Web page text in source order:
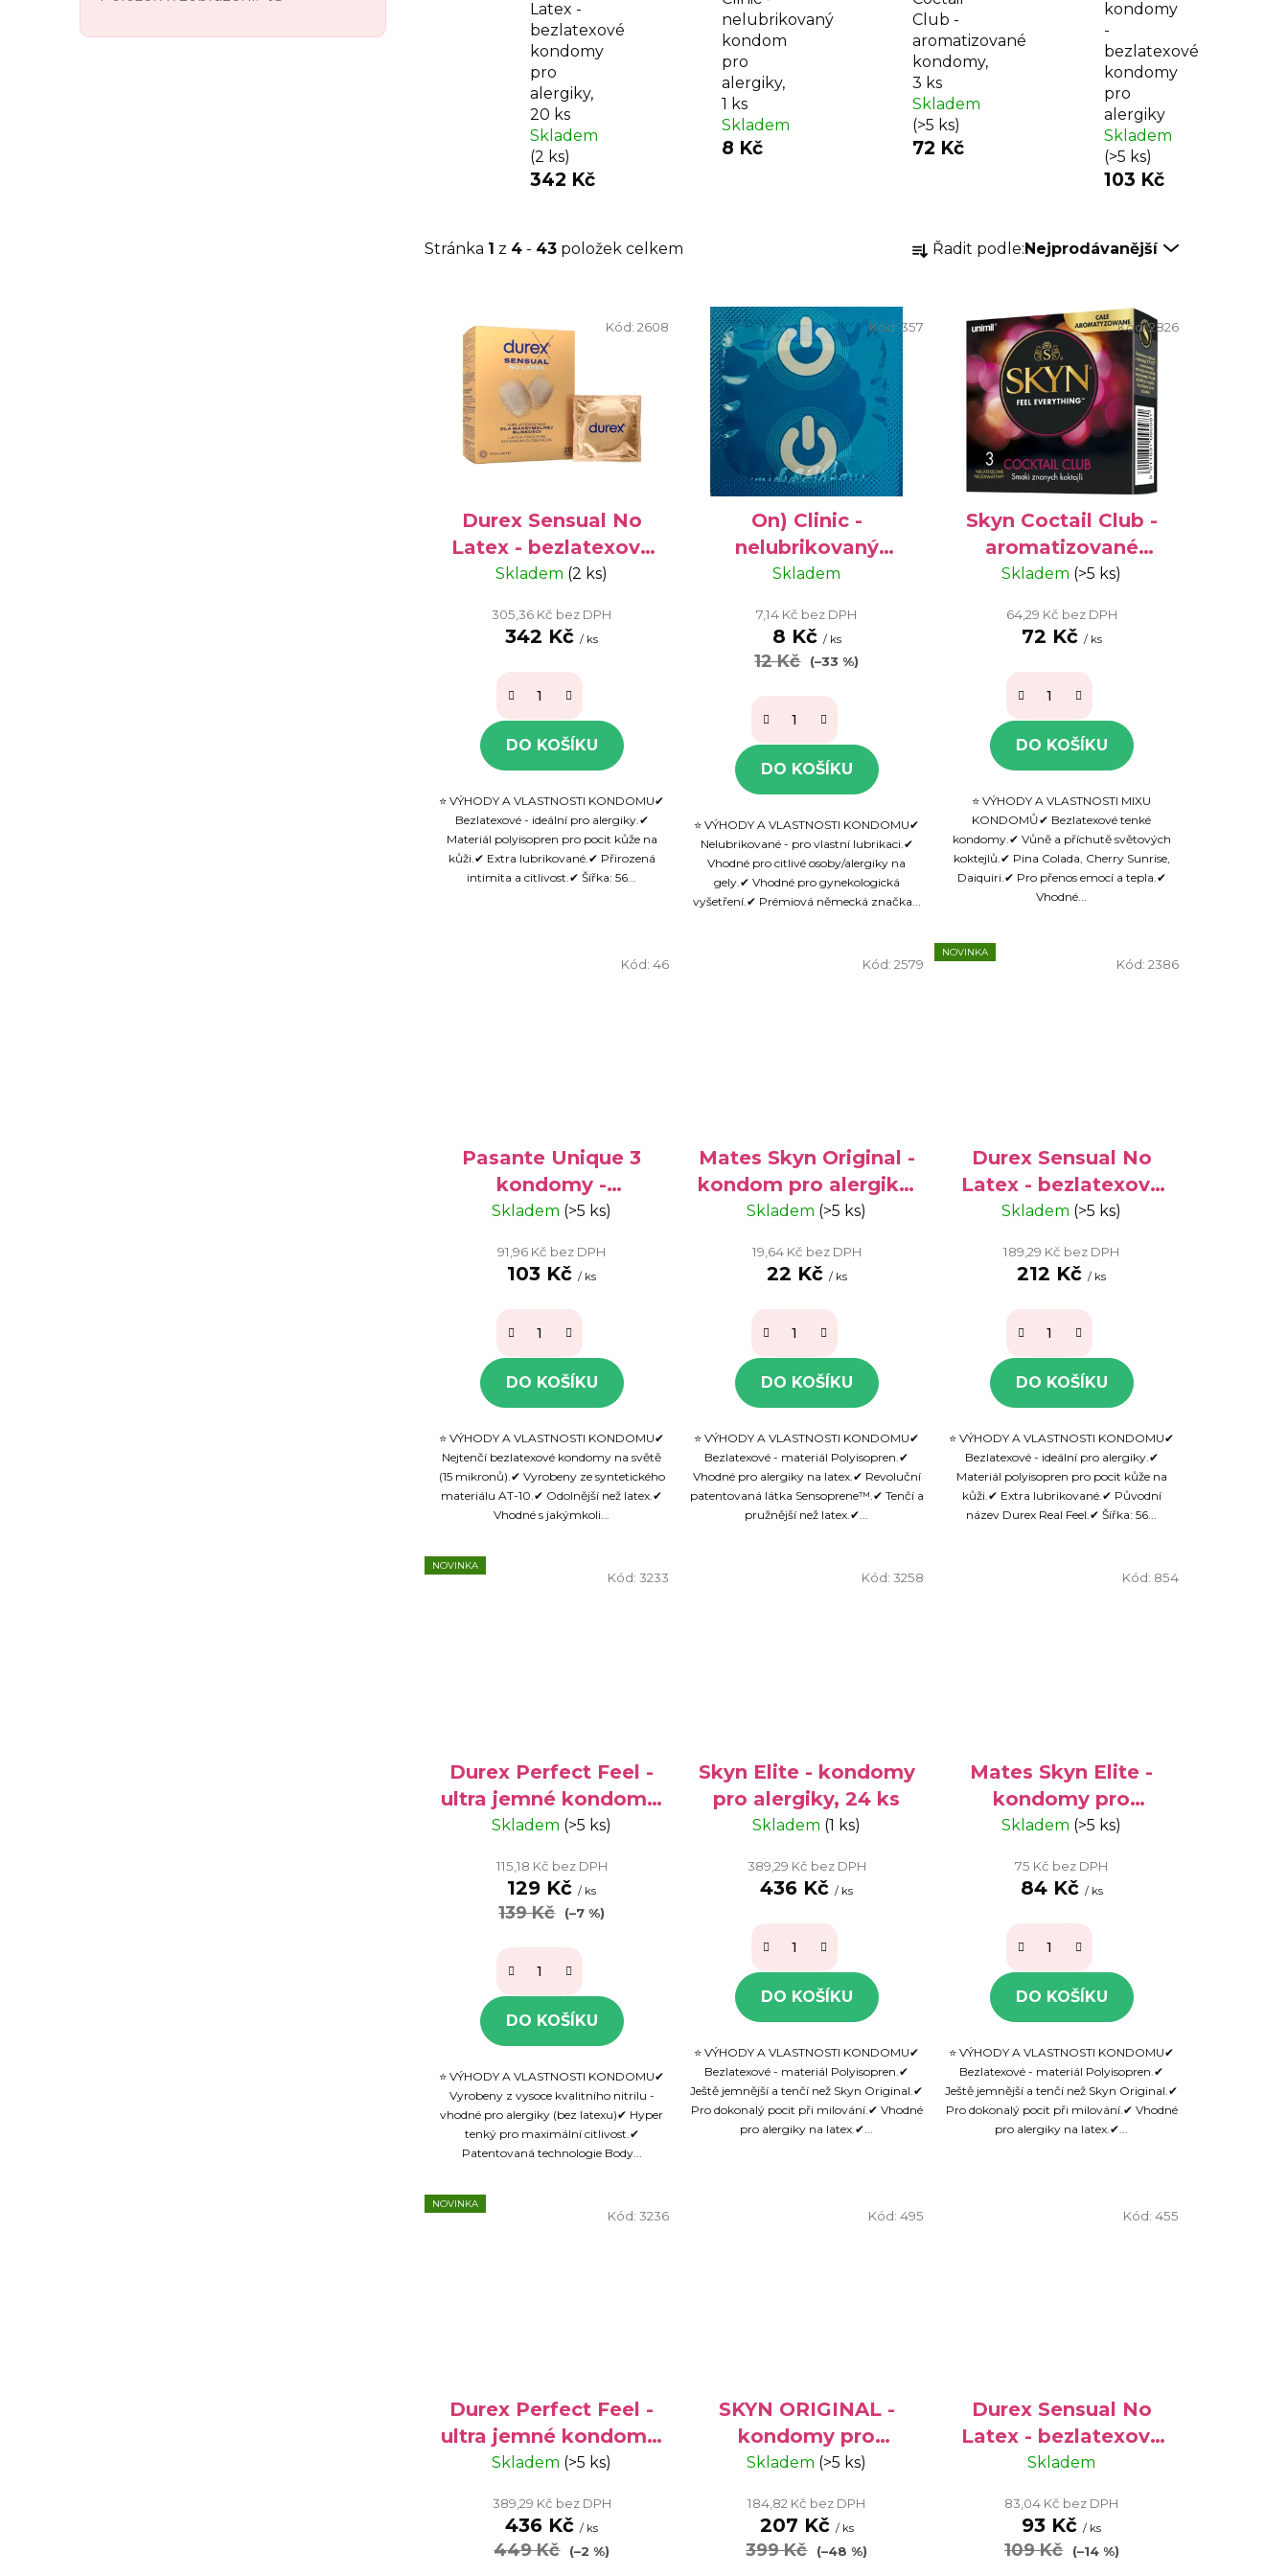
Latex -
bezlatexové
kondomy
pro
alergiky,
20 ks
Skladem
(2 ks)
342 Kč
nelubrikovaný
kondom
pro
alergiky,
1 ks
Skladem
8 Kč
Club -
aromatizované
kondomy,
3 ks
Skladem
(>5 ks)
72 Kč
kondomy
-
bezlatexové
kondomy
pro
alergiky
Skladem
(>5 ks)
103 Kč
Stránka 1 z 4 - 43 položek celkem
a
n
Řadit podle:Nejprodávanější
Durex Sensual No
Latex - bezlatexové
kondomy pro
Skladem (2 ks)
305,36 Kč bez DPH
342 Kč/ ks
DO KOŠÍKU
⭐ VÝHODY A VLASTNOSTI KONDOMU✔
Bezlatexové - ideální pro alergiky.✔
Materiál polyisopren pro pocit kůže na
kůži.✔ Extra lubrikované.✔ Přirozená
intimita a citlivost.✔ Šířka: 56...
Kód: 2608
On) Clinic -
nelubrikovaný
kondom pro alergiky,
Skladem
7,14 Kč bez DPH
8 Kč / ks
12 Kč (–33 %)
DO KOŠÍKU
⭐ VÝHODY A VLASTNOSTI KONDOMU✔
Nelubrikované - pro vlastní lubrikaci.✔
Vhodné pro citlivé osoby/alergiky na
gely.✔ Vhodné pro gynekologická
vyšetření.✔ Prémiová německá značka...
Kód:357
Skyn Coctail Club -
aromatizované
kondomy, 3 ks
Skladem (>5 ks)
64,29 Kč bez DPH
72 Kč / ks
DO KOŠÍKU
⭐ VÝHODY A VLASTNOSTI MIXU
KONDOMŮ✔ Bezlatexové tenké
kondomy.✔ Vůně a příchutě světových
koktejlů.✔ Pina Colada, Cherry Sunrise,
Daiquiri.✔ Pro přenos emocí a tepla.✔
Vhodné...
Kód:2826
Pasante Unique 3
kondomy -
bezlatexové
alergiky
Skladem (>5 ks)
91,96 Kč bez DPH
103 Kč/ ks
DO KOŠÍKU
⭐ VÝHODY A VLASTNOSTI KONDOMU✔
Nejtenčí bezlatexové kondomy na světě
(15 mikronů).✔ Vyrobeny ze syntetického
materiálu AT-10.✔ Odolnější než latex.✔
Vhodné s jakýmkoli...
Kód: 46
Mates Skyn Original -
kondom pro alergiky,
1 ks
Skladem (>5 ks)
19,64 Kč bez DPH
22 Kč / ks
DO KOŠÍKU
⭐ VÝHODY A VLASTNOSTI KONDOMU✔
Bezlatexové - materiál Polyisopren.✔
Vhodné pro alergiky na latex.✔ Revoluční
patentovaná látka Sensoprene™.✔ Tenčí a
pružnější než latex.✔...
Kód: 2579
NOVINKA
Durex Sensual No
Latex - bezlatexové
kondomy pro
Skladem (>5 ks)
189,29 Kč bez DPH
212 Kč/ ks
DO KOŠÍKU
⭐ VÝHODY A VLASTNOSTI KONDOMU✔
Bezlatexové - ideální pro alergiky.✔
Materiál polyisopren pro pocit kůže na
kůži.✔ Extra lubrikované.✔ Původní
název Durex Real Feel.✔ Šířka: 56...
Kód: 2386
NOVINKA
Durex Perfect Feel -
ultra jemné kondomy,
3 ks
Skladem (>5 ks)
115,18 Kč bez DPH
129 Kč/ ks
139 Kč (–7 %)
DO KOŠÍKU
⭐ VÝHODY A VLASTNOSTI KONDOMU✔
Vyrobeny z vysoce kvalitního nitrilu -
vhodné pro alergiky (bez latexu)✔ Hyper
tenký pro maximální citlivost.✔
Patentovaná technologie Body...
Kód: 3233
Skyn Elite - kondomy
pro alergiky, 24 ks
Skladem (1 ks)
389,29 Kč bez DPH
436 Kč/ ks
DO KOŠÍKU
⭐ VÝHODY A VLASTNOSTI KONDOMU✔
Bezlatexové - materiál Polyisopren.✔
Ještě jemnější a tenčí než Skyn Original.✔
Pro dokonalý pocit při milování.✔ Vhodné
pro alergiky na latex.✔...
Kód: 3258
Mates Skyn Elite -
kondomy pro
alergiky, 3 ks
Skladem (>5 ks)
75 Kč bez DPH
84 Kč / ks
DO KOŠÍKU
⭐ VÝHODY A VLASTNOSTI KONDOMU✔
Bezlatexové - materiál Polyisopren.✔
Ještě jemnější a tenčí než Skyn Original.✔
Pro dokonalý pocit při milování.✔ Vhodné
pro alergiky na latex.✔...
Kód: 854
NOVINKA
Durex Perfect Feel -
ultra jemné kondomy,
16 ks
Skladem (>5 ks)
389,29 Kč bez DPH
436 Kč/ ks
449 Kč (–2 %)
Kód: 3236
SKYN ORIGINAL -
kondomy pro
alergiky, 10 ks
Skladem (>5 ks)
184,82 Kč bez DPH
207 Kč / ks
399 Kč (–48 %)
Kód: 495
Durex Sensual No
Latex - bezlatexové
kondomy pro
Skladem
83,04 Kč bez DPH
93 Kč/ ks
109 Kč (–14 %)
Kód: 455